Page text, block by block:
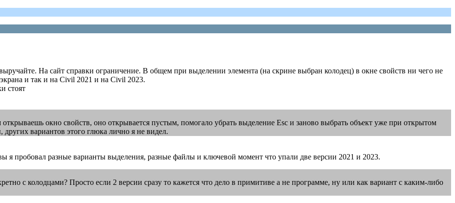
На сайт справки ограничение. В общем при выделении элемента (на скрине выбран колодец) в окне свойств ни чего не
и так и на Civil 2021 и на Civil 2023.
стоят
окно свойств, оно открывается пустым, помогало убрать выделение Esc и заново выбрать объект уже при открытом
вариантов этого глюка лично я не видел.
пробовал разные варианты выделения, разные файлы и ключевой момент что упали две версии 2021 и 2023.
с колодцами? Просто если 2 версии сразу то кажется что дело в примитиве а не программе, ну или как вариант с каким-либо